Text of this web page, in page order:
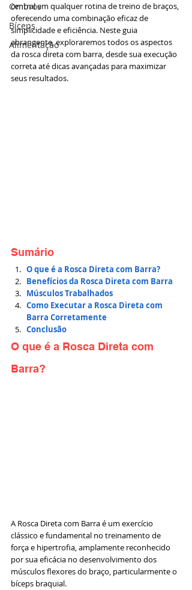
Ombros
Bíceps
Alimentação
central em qualquer rotina de treino de braços,
oferecendo uma combinação eficaz de
simplicidade e eficiência. Neste guia
abrangente, exploraremos todos os aspectos
da rosca direta com barra, desde sua execução
correta até dicas avançadas para maximizar
seus resultados.
Sumário
O que é a Rosca Direta com Barra?
Benefícios da Rosca Direta com Barra
Músculos Trabalhados
Como Executar a Rosca Direta com
Barra Corretamente
Conclusão
O que é a Rosca Direta com
Barra?
A Rosca Direta com Barra é um exercício
clássico e fundamental no treinamento de
força e hipertrofia, amplamente reconhecido
por sua eficácia no desenvolvimento dos
músculos flexores do braço, particularmente o
bíceps braquial.